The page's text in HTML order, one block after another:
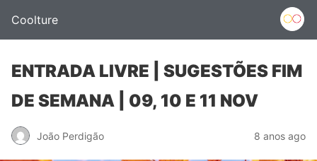
Coolture
ENTRADA LIVRE | SUGESTÕES FIM
DE SEMANA | 09, 10 E 11 NOV
João Perdigão 8 anos ago